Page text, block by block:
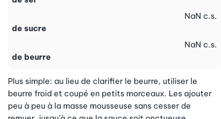
de sucre
NaN c.s.
de beurre
NaN c.s.
Plus simple: au lieu de clarifier le beurre, utiliser le
beurre froid et coupé en petits morceaux. Les ajouter
peu à peu à la masse mousseuse sans cesser de